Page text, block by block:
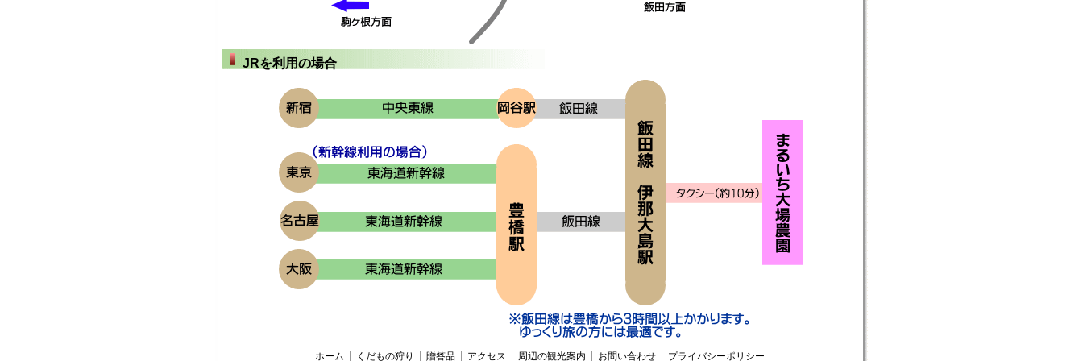
JRを利用の場合
ホーム くだもの狩り 贈答品 アクセス 周辺の観光案内 お問い合わせ プライバシーポリシー